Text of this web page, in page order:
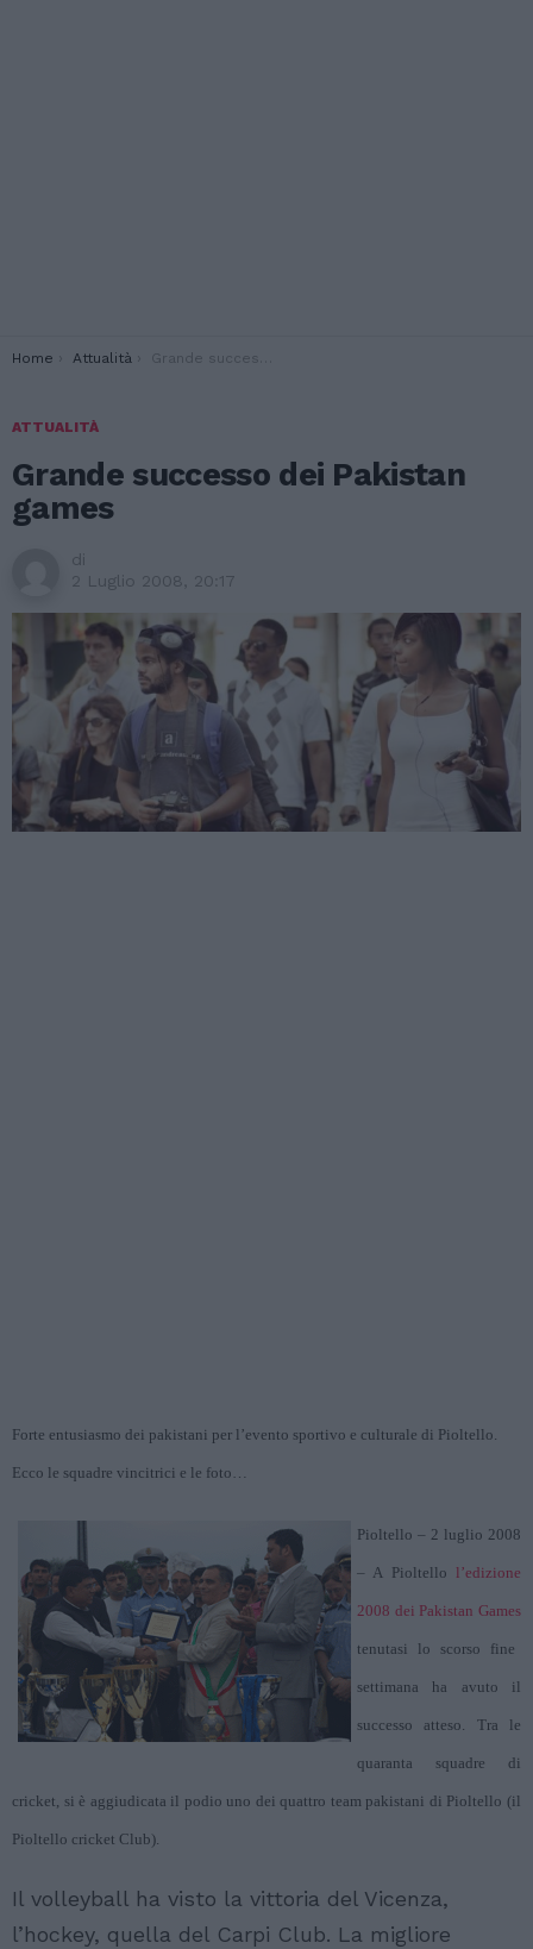
You are here:
Home Attualità Grande successo dei Pakistan games
ATTUALITÀ
Grande successo dei Pakistan
games
di
2 Luglio 2008, 20:17
Forte entusiasmo dei pakistani per l’evento sportivo e culturale di Pioltello.
Ecco le squadre vincitrici e le foto…
Pioltello – 2 luglio 2008
– A Pioltello l’edizione
2008 dei Pakistan Games
tenutasi lo scorso fine
settimana ha avuto il
successo atteso. Tra le
quaranta squadre di
cricket, si è aggiudicata il podio uno dei quattro team pakistani di Pioltello (il
Pioltello cricket Club).
Il volleyball ha visto la vittoria del Vicenza,
l’hockey, quella del Carpi Club. La migliore